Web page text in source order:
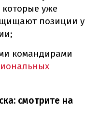
уже
позиции у
командирами
смотрите на